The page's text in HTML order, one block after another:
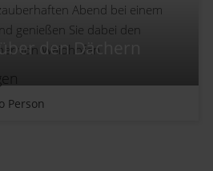
den Dächern
Abend bei einem
genießen Sie dabei den
von Waidhofen.
Person